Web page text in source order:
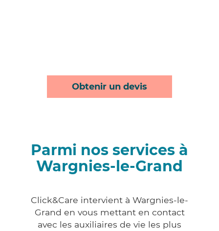
Obtenir un devis
Parmi nos services à
Wargnies-le-Grand
Click&Care intervient à Wargnies-le-
Grand en vous mettant en contact
avec les auxiliaires de vie les plus